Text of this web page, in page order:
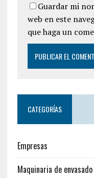
Guardar mi
web en este
que haga un
CATEGORÍAS
Empresas
Maquinaria de